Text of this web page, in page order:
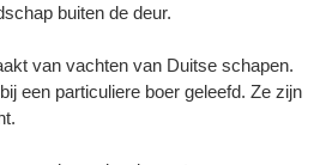
buiten de deur.
van vachten van Duitse schapen.
een particuliere boer geleefd. Ze zijn